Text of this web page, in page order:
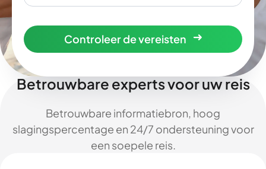
Controleer de vereisten
Betrouwbare experts voor uw reis
Betrouwbare informatiebron, hoog
slagingspercentage en 24/7 ondersteuning voor
een soepele reis.